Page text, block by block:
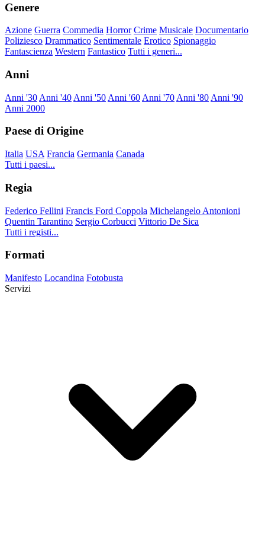
Genere
Azione Guerra Commedia Horror Crime Musicale Documentario
Poliziesco Drammatico Sentimentale Erotico Spionaggio
Fantascienza Western Fantastico Tutti i generi...
Anni
Anni '30 Anni '40 Anni '50 Anni '60 Anni '70 Anni '80 Anni '90
Anni 2000
Paese di Origine
Italia USA Francia Germania Canada
Tutti i paesi...
Regia
Federico Fellini Francis Ford Coppola Michelangelo Antonioni
Quentin Tarantino Sergio Corbucci Vittorio De Sica
Tutti i registi...
Formati
Manifesto Locandina Fotobusta
Servizi